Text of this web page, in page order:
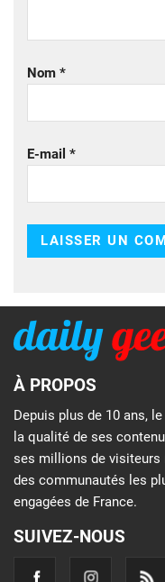
Nom *
E-mail *
À PROPOS
Depuis plus de 10 ans,
la qualité de ses
ses millions de visiteurs
des communautés les
engagées de France.
SUIVEZ-NOUS